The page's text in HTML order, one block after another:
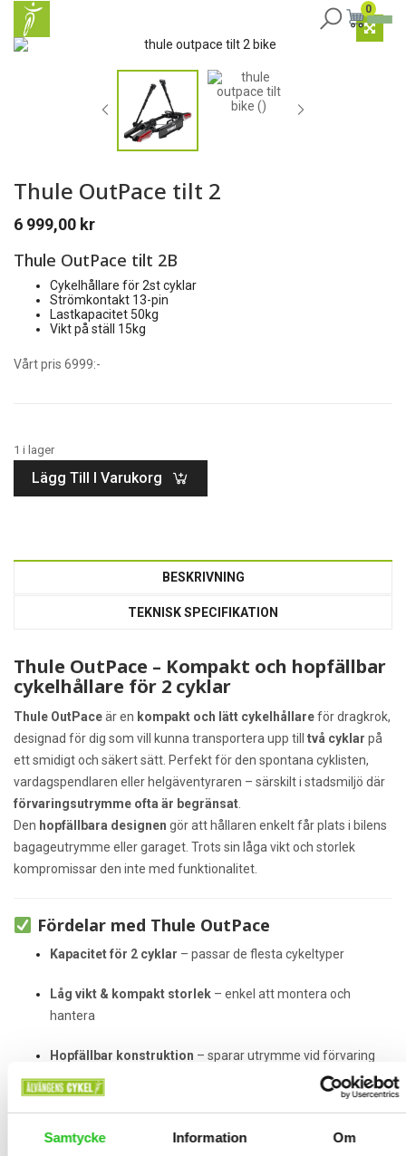
Samtycke Information Om
0
Thule OutPace tilt 2
6 999,00 kr
Thule OutPace tilt 2B
Cykelhållare för 2st cyklar
Strömkontakt 13-pin
Lastkapacitet 50kg
Vikt på ställ 15kg
Vårt pris 6999:-
1 i lager
Lägg Till I Varukorg
BESKRIVNING
TEKNISK SPECIFIKATION
Thule OutPace – Kompakt och hopfällbar
cykelhållare för 2 cyklar
Thule OutPaceär en kompakt och lätt cykelhållareför dragkrok,
designad för dig som vill kunna transportera upp till två cyklar på
ett smidigt och säkert sätt. Perfekt för den spontana cyklisten,
vardagspendlaren eller helgäventyraren – särskilt i stadsmiljö där
förvaringsutrymme ofta är begränsat
Den hopfällbara designen gör att hållaren enkelt får plats i bilens
bagageutrymme eller garaget. Trots sin låga vikt och storlek
kompromissar den inte med funktionalitet.
Fördelar med Thule OutPace
Kapacitet för 2 cyklar – passar de flesta cykeltyper
Låg vikt & kompakt storlek – enkel att montera och
hantera
Hopfällbar konstruktion – sparar utrymme vid förvaring
Justerbara, oberoende cykelarmar
– passar ramstorlekar
från 20–90 mm